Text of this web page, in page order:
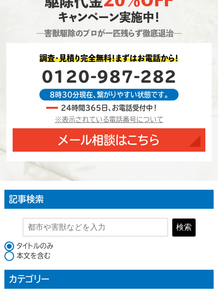
キャンペーン実施中！
―害獣駆除のプロが一匹残らず徹底退治―
調査・見積り完全無料！まずはお電話から！
0120-987-282
8時30分現在、繋がりやすい状態です。
24時間365日、お電話受付中！
※表示されている電話番号について
メール相談はこちら
記事検索
検索
検索対象
タイトルのみ
本文を含む
カテゴリー